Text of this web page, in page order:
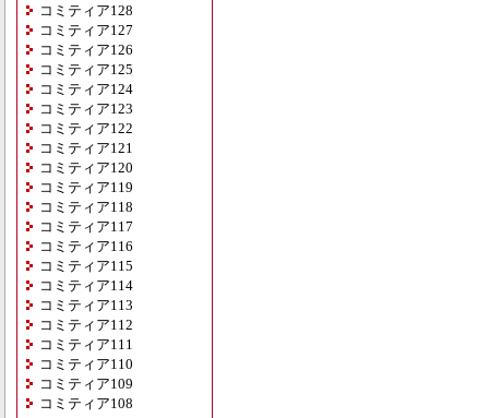
コミティア128
コミティア127
コミティア126
コミティア125
コミティア124
コミティア123
コミティア122
コミティア121
コミティア120
コミティア119
コミティア118
コミティア117
コミティア116
コミティア115
コミティア114
コミティア113
コミティア112
コミティア111
コミティア110
コミティア109
コミティア108